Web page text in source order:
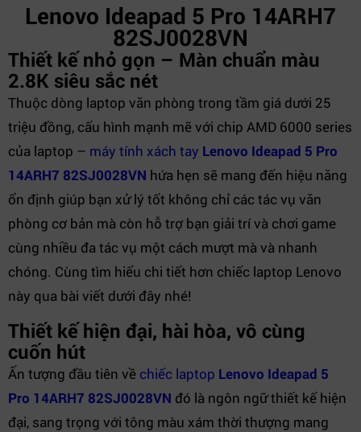
Lenovo Ideapad 5 Pro 14ARH7
82SJ0028VN
Thiết kế nhỏ gọn – Màn chuẩn màu
2.8K siêu sắc nét
Thuộc dòng laptop văn phòng trong tầm giá dưới 25
triệu đồng, cấu hình mạnh mẽ với chip AMD 6000 series
của laptop – máy tính xách tay Lenovo Ideapad 5 Pro
14ARH7 82SJ0028VN hứa hẹn sẽ mang đến hiệu năng
ổn định giúp bạn xử lý tốt không chỉ các tác vụ văn
phòng cơ bản mà còn hỗ trợ bạn giải trí và chơi game
cùng nhiều đa tác vụ một cách mượt mà và nhanh
chóng. Cùng tìm hiểu chi tiết hơn chiếc laptop Lenovo
này qua bài viết dưới đây nhé!
Thiết kế hiện đại, hài hòa, vô cùng
cuốn hút
Ấn tượng đầu tiên về chiếc laptop Lenovo Ideapad 5
Pro 14ARH7 82SJ0028VN đó là ngôn ngữ thiết kế hiện
đại, sang trọng với tông màu xám thời thượng mang